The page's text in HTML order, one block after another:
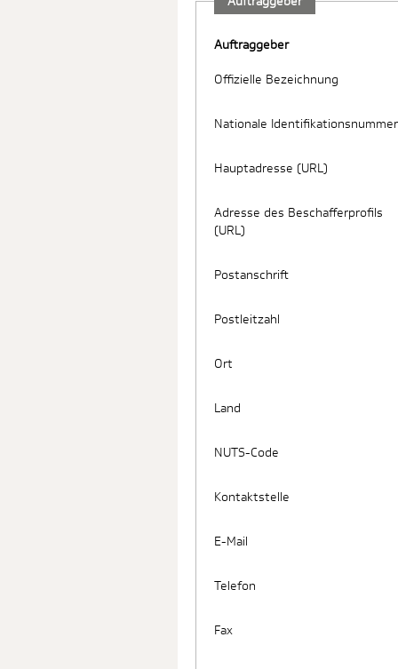
Auftraggeber
Offizielle Bezeichnung
Nationale Identifikationsnummer
Hauptadresse (URL)
Adresse des Beschafferprofils
(URL)
Postanschrift
Postleitzahl
Ort
Land
NUTS-Code
Kontaktstelle
E-Mail
Telefon
Fax